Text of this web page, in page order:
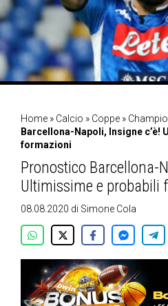
Home » Calcio » Coppe »
Barcellona-Napoli, Insigne c’è!
formazioni
Pronostico Barcellona-
Ultimissime e probabili
08.08.2020 di Simone Cola